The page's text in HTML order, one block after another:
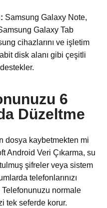
Samsung Galaxy Note,
Galaxy Tab
cihazlarını ve işletim
disk alanı gibi çeşitli
6
Düzeltme
dosya kaybetmekten mi
Android Veri Çıkarma, su
şifreler veya sistem
telefonlarınızı
Telefonunuzu normale
tek seferde korur.